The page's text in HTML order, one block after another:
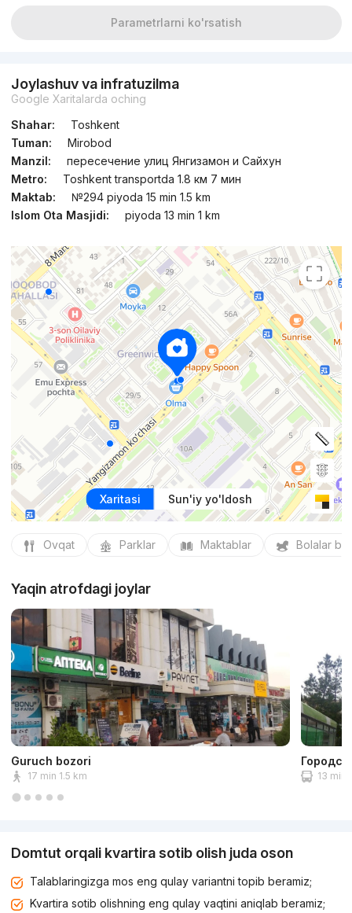
Parametrlarni ko'rsatish
Joylashuv va infratuzilma
Google Xaritalarda oching
Shahar:
Toshkent
Tuman:
Mirobod
Manzil:
пересечение улиц Янгизамон и Сайхун
Metro:
Toshkent transportda 1.8 км 7 мин
Maktab:
№294 piyoda 15 min 1.5 km
Islom Ota Masjidi:
piyoda 13 min 1 km
Xaritasi Sun'iy yo'ldosh
Ovqat Parklar Maktablar Bolalar
Yaqin atrofdagi joylar
Guruch bozori
17 min 1.5 km 13 min
Domtut orqali kvartira sotib olish juda oson
Talablaringizga mos eng qulay variantni topib beramiz;
Kvartira sotib olishning eng qulay vaqtini aniqlab beramiz;